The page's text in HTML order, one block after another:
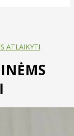
ATLAIKYTI